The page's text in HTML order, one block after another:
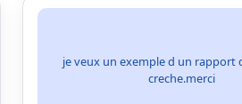
je veux un exemple d un rapport
creche.merci